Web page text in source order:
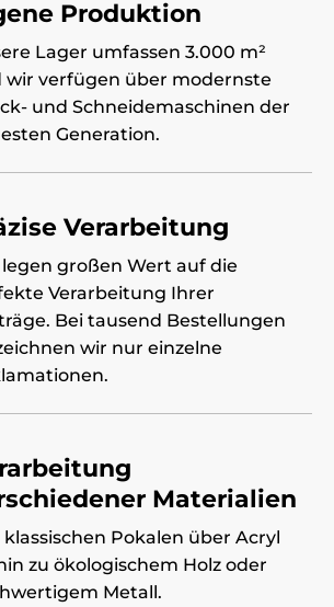
Produktion
Lager umfassen 3.000 m²
wir verfügen über modernste
und Schneidemaschinen der
Generation.
Verarbeitung
großen Wert auf die
Verarbeitung Ihrer
Bei tausend Bestellungen
wir nur einzelne
Materialien
klassischen Pokalen über Acryl
zu ökologischem Holz oder
Metall.